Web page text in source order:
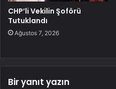
CHP’li Vekilin Şoförü
Tutuklandı
Ağustos 7, 2026
Bir yanıt yazın